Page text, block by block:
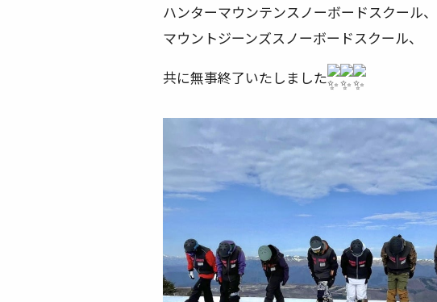
ハンターマウンテンスノーボードスクール、
マウントジーンズスノーボードスクール、
共に無事終了いたしました